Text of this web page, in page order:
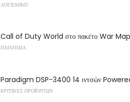
ΛΟΓΙΣΜΙΚΌ
Call of Duty World στο πακέτο War
ΠΑΙΧΝΊΔΙΑ
Paradigm DSP-3400 14 ιντσών
ΚΡΙΤΙΚΈΣ ΠΡΟΪΌΝΤΩΝ